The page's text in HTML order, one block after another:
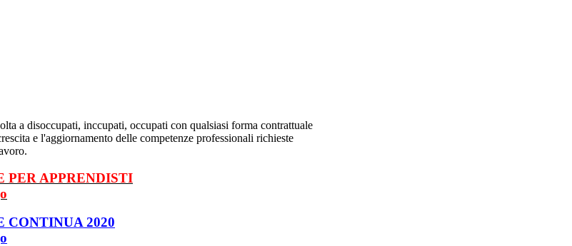
a disoccupati, inccupati, occupati con qualsiasi forma contrattuale
e l'aggiornamento delle competenze professionali richieste
PER APPRENDISTI
CONTINUA 2020